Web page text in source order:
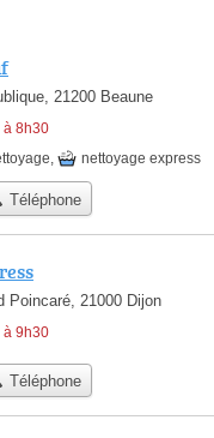
21200 Beaune
à 8h30
, nettoyage express
Téléphone
Poincaré, 21000 Dijon
à 9h30
Téléphone